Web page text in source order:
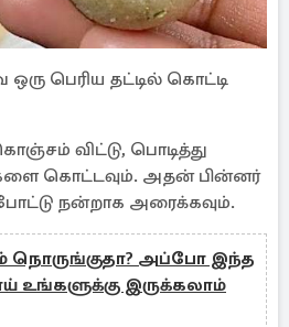
ஒரு பெரிய தட்டில் கொட்டி
விட்டு, பொடித்து
கொட்டவும். அதன் பின்னர்
நன்றாக அரைக்கவும்.
நொருங்குதா? அப்போ இந்த
உங்களுக்கு இருக்கலாம்